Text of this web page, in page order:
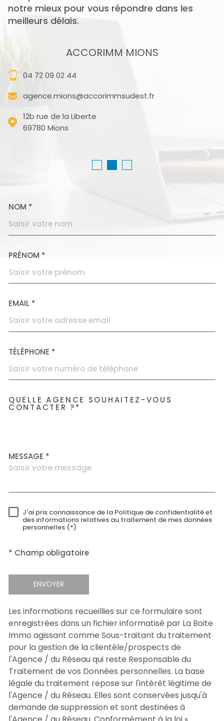
notre mieux pour vous répondre dans les
meilleurs délais.
ACCORIMM MIONS
04 72 09 02 44
agence.mions@accorimmsudest.fr
12b rue de la Liberte
69780
Mions
NOM *
PRÉNOM *
EMAIL *
TÉLÉPHONE *
QUELLE AGENCE SOUHAITEZ-VOUS
CONTACTER ?*
MESSAGE *
RÈGLEMENTATION
J'ai pris connaissance de la Politique de confidentialité et
des informations relatives au traitement de mes données
personnelles (*)
* Champ obligatoire
ENVOYER
Les informations recueillies sur ce formulaire sont
enregistrées dans un fichier informatisé par La Boite
Immo agissant comme Sous-traitant du traitement
pour la gestion de la clientèle/prospects de
l'Agence / du Réseau qui reste Responsable du
Traitement de vos Données personnelles. La base
légale du traitement repose sur l'intérêt légitime de
l'Agence / du Réseau. Elles sont conservées jusqu'à
demande de suppression et sont destinées à